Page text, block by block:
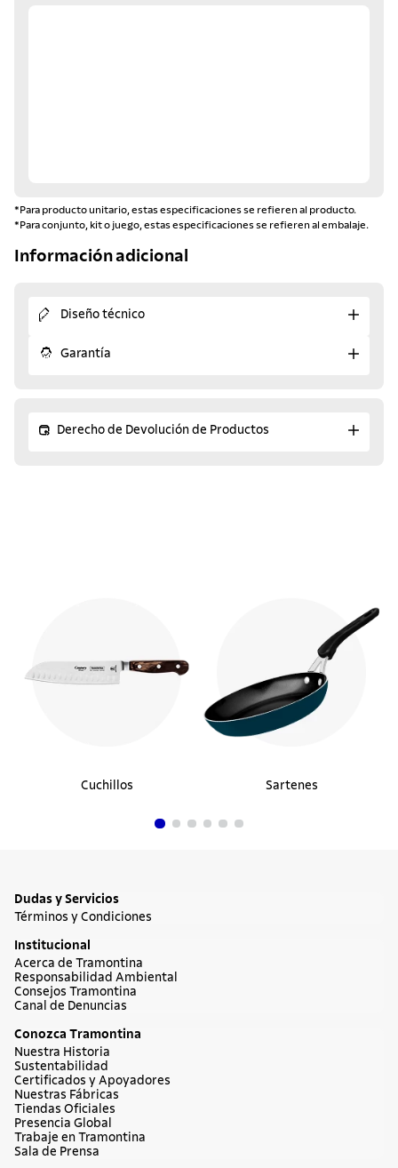
*Para producto unitario, estas especificaciones se refieren al producto.
*Para conjunto, kit o juego, estas especificaciones se refieren al embalaje.
Información adicional
Diseño técnico
Garantía
Derecho de Devolución de Productos
Cuchillos Sartenes
Dudas y Servicios
Términos y Condiciones
Institucional
Acerca de Tramontina
Responsabilidad Ambiental
Consejos Tramontina
Canal de Denuncias
Conozca Tramontina
Nuestra Historia
Sustentabilidad
Certificados y Apoyadores
Nuestras Fábricas
Tiendas Oficiales
Presencia Global
Trabaje en Tramontina
Sala de Prensa